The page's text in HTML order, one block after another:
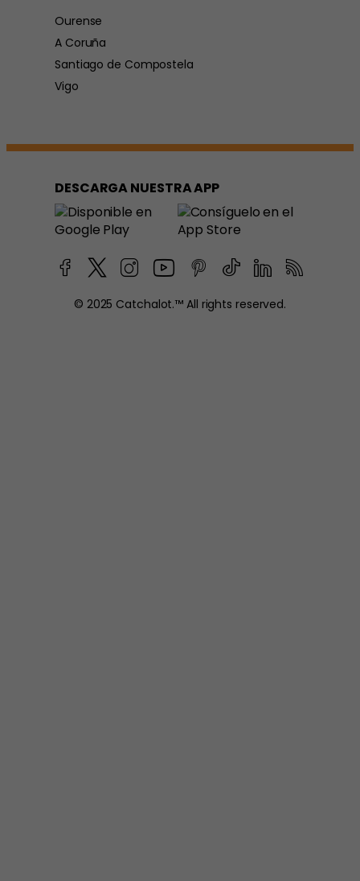
Ourense
A Coruña
Santiago de Compostela
Vigo
DESCARGA NUESTRA APP
© 2025 Catchalot.™ All rights reserved.